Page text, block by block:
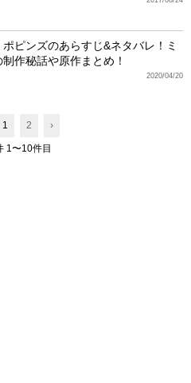
ポピンズのあらすじ&ネタバレ！ミ
作秘話や原作まとめ！
2020/04/20
1 2 ›
1〜10件目